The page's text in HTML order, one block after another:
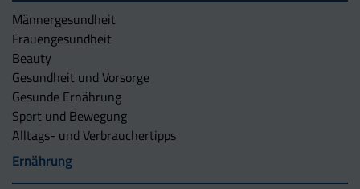
Männergesundheit
Frauengesundheit
Beauty
Gesundheit und Vorsorge
Gesunde Ernährung
Sport und Bewegung
Alltags- und Verbrauchertipps
Ernährung